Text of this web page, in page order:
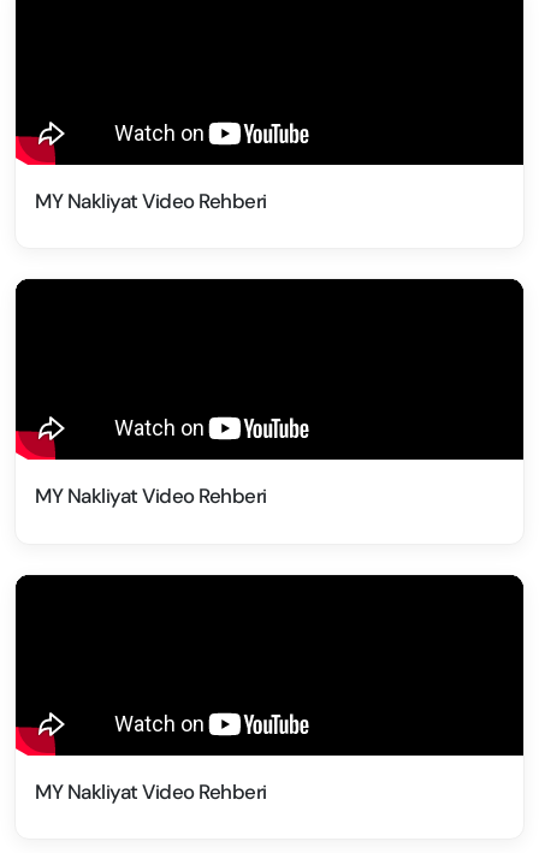
MY Nakliyat Video Rehberi
MY Nakliyat Video Rehberi
MY Nakliyat Video Rehberi